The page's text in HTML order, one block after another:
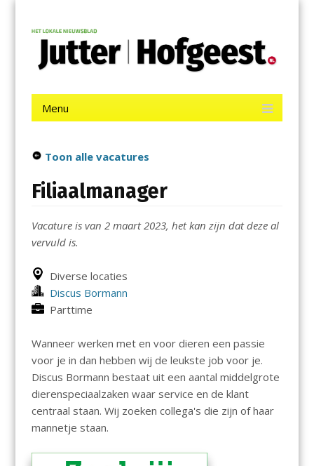
contentJutter | Hofgeest
Menu
Toon alle vacatures
Filiaalmanager
Vacature is van 2 maart 2023, het kan zijn dat deze al
vervuld is.
Diverse locaties
Discus Bormann
Parttime
Wanneer werken met en voor dieren een passie
voor je in dan hebben wij de leukste job voor je.
Discus Bormann bestaat uit een aantal middelgrote
dierenspeciaalzaken waar service en de klant
centraal staan. Wij zoeken collega's die zijn of haar
mannetje staan.